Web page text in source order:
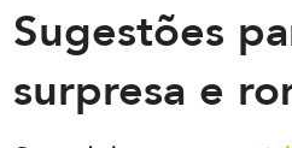
Sugestões
surpresa e